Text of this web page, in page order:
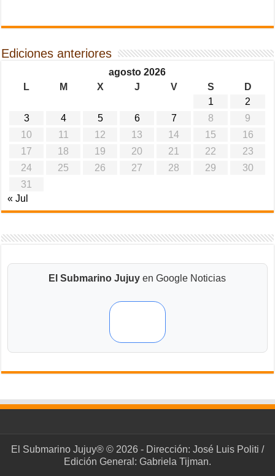
Ediciones anteriores
agosto 2026
L
M X J V S
D
1
2
3
4 5 6 7 8
9
10
11 12 13 14 15
16
17
18 19 20 21 22
23
24
25 26 27 28 29
30
31
« Jul
El Submarino Jujuy en Google Noticias
El Submarino Jujuy® © 2026 - Dirección: José Luis Politi /
Edición General: Gabriela Tijman.